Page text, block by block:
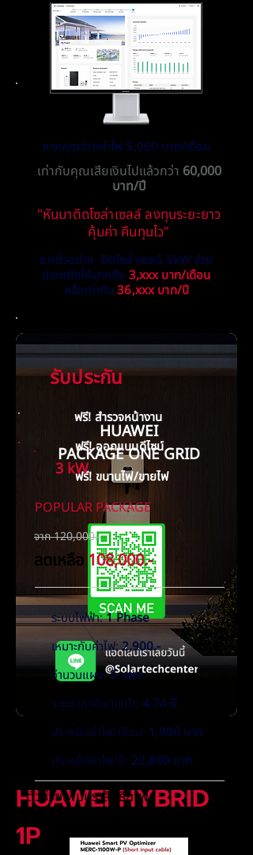
หากคุณจ่ายค่าไฟ 5,000 บาท/เดือน
เท่ากับคุณเสียเงินไปแล้วกว่า 60,000
บาท/ปี
"หันมาติดโซล่าเซลล์ ลงทุนระยะยาว
คุ้มค่า คืนทุนไว"
ยกตัวอย่าง ติดโซล่าเซลล์ 5kW ช่วย
ประหยัดได้มากถึง 3,xxx บาท/เดือน
หรือเท่ากับ36,xxx บาท/ปี
รับประกัน
ฟรี! สำรวจหน้างาน
ฟรี! ออกแบบดีไซน์
ฟรี! ขนานไฟ/ขายไฟ
HUAWEI HYBRID
1P
HUAWEI
PACKAGE ONE GRID
3 kW
POPULAR PACKAGE
จาก 120,000.-
ลดเหลือ 108,000.-
ระบบไฟฟ้า:1 Phase
เหมาะกับค่าไฟ:2,900.-
จำนวนแผง:5 แผง
ระยะเวลาคืนทุน(ปี): 4.74 ปี
ประหยัดค่าไฟ/เดือน: 1,900 บาท
ประหยัดค่าไฟ/ปี: 22,800 บาท
ตัวช่วยเพิ่มประสิทธิภาพ
และความปลอดภัยของระบบ